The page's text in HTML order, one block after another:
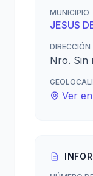
MUNICIPIO
JESUS
DIRECCIÓN
Nro. Sin
Ver